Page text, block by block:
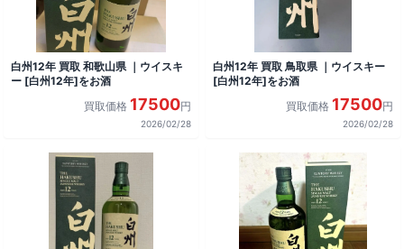
白州12年 買取 和歌山県 ｜ウイスキ
ー [白州12年]をお酒
買取価格 17500円
2026/02/28
白州12年 買取 鳥取県 ｜ウイスキー
[白州12年]をお酒
買取価格 17500円
2026/02/28